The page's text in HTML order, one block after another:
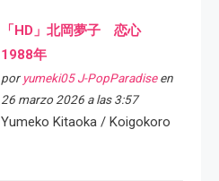
「HD」北岡夢子 恋心
1988年
por yumeki05 J-PopParadiseen
26 marzo 2026 a las 3:57
Yumeko Kitaoka / Koigokoro